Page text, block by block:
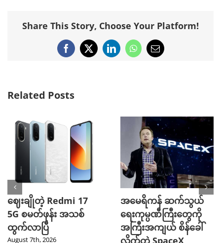
Share This Story, Choose Your Platform!
Facebook
X LinkedInWhatsApp
Email
Related Posts
ဈေးချိုတဲ့ Redmi 17
5G စမတ်ဖုန်း အသစ်
ထွက်လာပြီ
August 7th, 2026
အမေရိကန် ဆက်သွယ်
ရေးကုမ္ပဏီကြီးတွေကို
အကြီးအကျယ် စိန်ခေါ်
လိုက်တဲ့ SpaceX